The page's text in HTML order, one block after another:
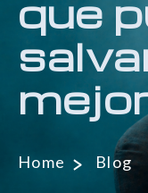
que
Home Blog